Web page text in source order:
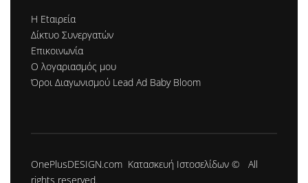
Η Εtαιρεία
Δίκτυο Συνεργατών
Επικοινωνία
Ο λογαριασμός μου
Όροι Διαγωνισμού Lead Ad Baby Bloom
OnePlusDESIGN.com Κατασκευή Ιστοσελίδων © All
rights reserved.